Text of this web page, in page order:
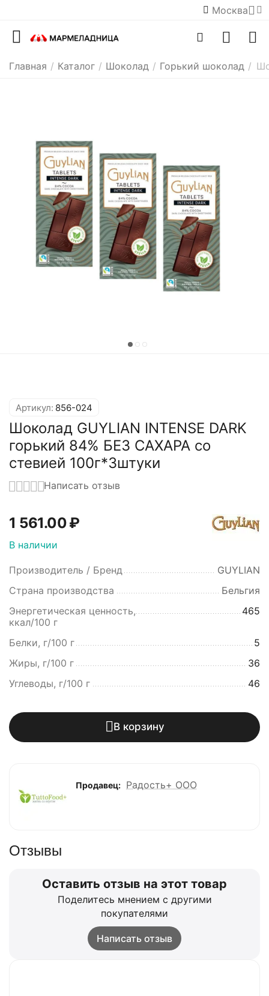
Москва
Главная / Каталог / Шоколад / Горький шоколад /
Артикул: 856-024
Шоколад GUYLIAN INTENSE DARK
горький 84% БЕЗ САХАРА со
стевией 100г*3штуки
Написать отзыв
1 561.00₽
В наличии
Производитель / Бренд
GUYLIAN
Страна производства
Бельгия
Энергетическая ценность,
ккал/100 г
465
Белки, г/100 г
5
Жиры, г/100 г
36
Углеводы, г/100 г
46
В корзину
Продавец: Радость+ ООО
Отзывы
Оставить отзыв на этот товар
Поделитесь мнением с другими
покупателями
Написать отзыв